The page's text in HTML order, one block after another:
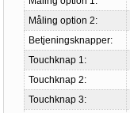
Måling option 2:
Betjeningsknapper:
Touchknap 1:
Touchknap 2:
Touchknap 3: